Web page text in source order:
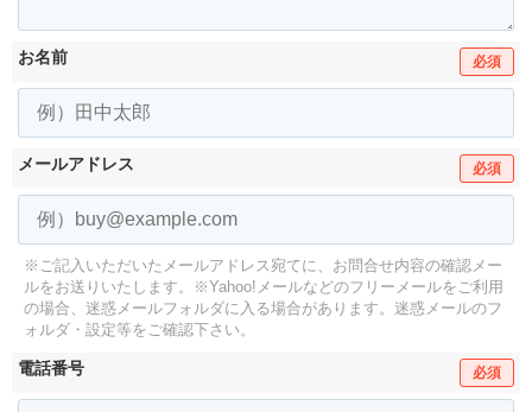
お名前 必須
メールアドレス 必須
※ご記入いただいたメールアドレス宛てに、お問合せ内容の確認メー
ルをお送りいたします。
※Yahoo!メールなどのフリーメールをご利用
の場合、迷惑メールフォルダに入る場合があります。 迷惑メールのフ
ォルダ・設定等をご確認下さい。
電話番号 必須